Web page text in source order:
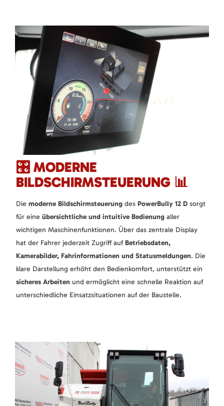
🎛️ MODERNE
BILDSCHIRMSTEUERUNG 📊
Die moderne Bildschirmsteuerung des PowerBully 12 D sorgt
für eine übersichtliche und intuitive Bedienung aller
wichtigen Maschinenfunktionen. Über das zentrale Display
hat der Fahrer jederzeit Zugriff aufBetriebsdaten,
Kamerabilder, Fahrinformationen und Statusmeldungen. Die
klare Darstellung erhöht den Bedienkomfort, unterstützt ein
sicheres Arbeiten und ermöglicht eine schnelle Reaktion auf
unterschiedliche Einsatzsituationen auf der Baustelle.